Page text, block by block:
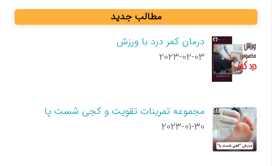
مطالب جدید
درمان کمر درد با ورزش
2023-02-03
مجموعه تمرینات تقویت و کجی شست پا
2023-01-30